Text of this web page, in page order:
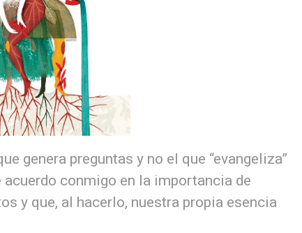
genera preguntas y no el que “evangeliza”
conmigo en la importancia de
y que, al hacerlo, nuestra propia esencia